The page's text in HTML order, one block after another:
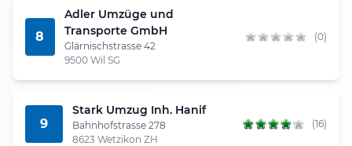
8
Adler Umzüge und
Transporte GmbH
Glärnischstrasse 42
9500 Wil SG
(0)
9
Stark Umzug Inh. Hanif
Bahnhofstrasse 278
8623 Wetzikon ZH
(16)